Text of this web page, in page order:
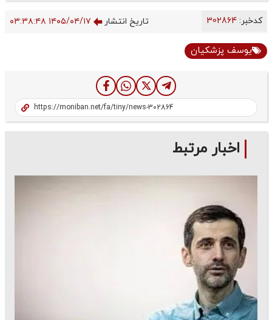
کدخبر: تاریخ انتشار ۱۴۰۵/۰۴/۱۷ ۰۳:۳۸:۴۸
یوسف پزشکیان
اخبار مرتبط